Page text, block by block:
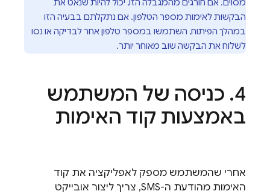
מסוים. אם חורגים מהמגבלה הזו, יכול להיות שנאט את
הבקשות לאימות מספר הטלפון. אם נתקלתם בבעיה הזו
במהלך הפיתוח, השתמשו במספר טלפון אחר לבדיקה או נסו
לשלוח את הבקשה שוב מאוחר יותר.
כניסה של המשתמש
באמצעות קוד האימות
אחרי שהמשתמש מספק לאפליקציה את קוד
האימות מהודעת ה-SMS, צריך ליצור אובייקט